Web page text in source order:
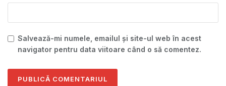
Salvează-mi numele, emailul și site-ul web în acest
navigator pentru data viitoare când o să comentez.